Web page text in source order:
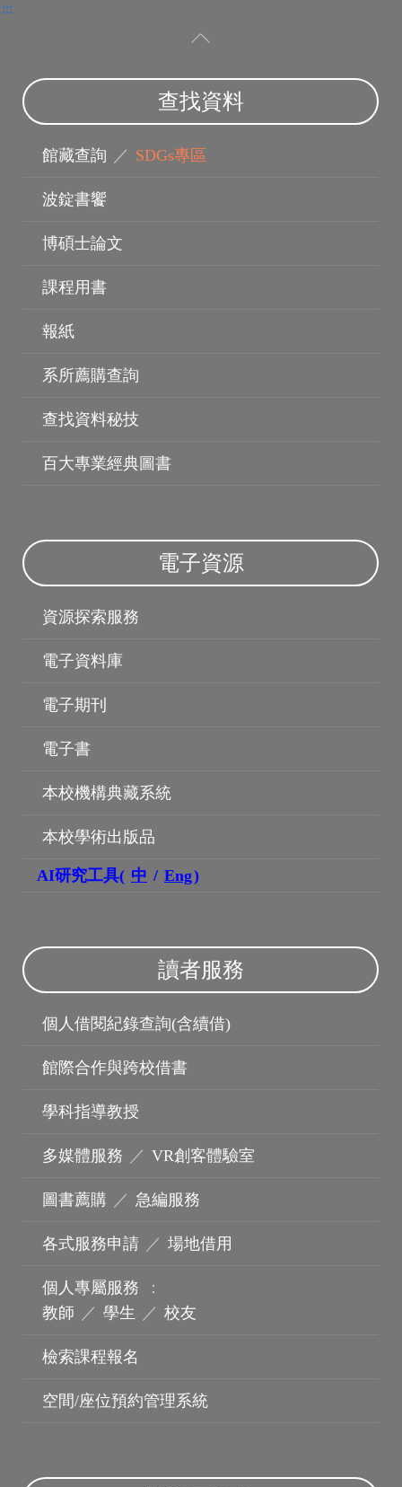
:::
查找資料
館藏查詢 ／ SDGs專區
波錠書饗
博碩士論文
課程用書
報紙
系所薦購查詢
查找資料秘技
百大專業經典圖書
電子資源
資源探索服務
電子資料庫
電子期刊
電子書
本校機構典藏系統
本校學術出版品
AI研究工具( 中 / Eng)
讀者服務
個人借閱紀錄查詢(含續借)
館際合作與跨校借書
學科指導教授
多媒體服務 ／ VR創客體驗室
圖書薦購 ／ 急編服務
各式服務申請 ／ 場地借用
個人專屬服務
：
教師 ／ 學生 ／ 校友
檢索課程報名
空間/座位預約管理系統